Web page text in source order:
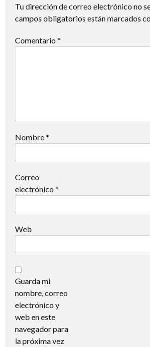
Tu dirección de correo electrónico no
campos obligatorios están marcados
Comentario *
Nombre*
Correo
electrónico *
Web
Guarda mi
nombre, correo
electrónico y
web en este
navegador para
la próxima vez